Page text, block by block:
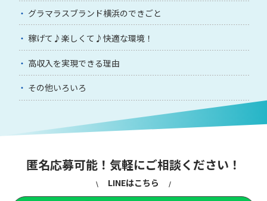
グラマラスブランド横浜のできごと
稼げて♪楽しくて♪快適な環境！
高収入を実現できる理由
その他いろいろ
匿名応募可能！気軽にご相談ください！
LINEはこちら